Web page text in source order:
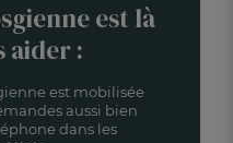
est là
aider :
est mobilisée
aussi bien
dans les